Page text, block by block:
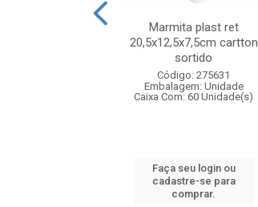
Marmita plast ret
20,5x12,5x7,5cm cartton
sortido
Código: 275631
Embalagem: Unidade
Caixa Com: 60 Unidade(s)
Faça seu login ou
cadastre-se para
comprar.